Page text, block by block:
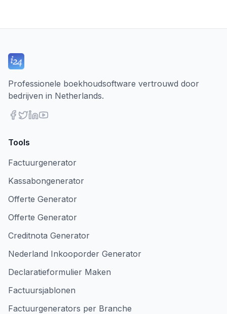
Professionele boekhoudsoftware vertrouwd door
bedrijven in Netherlands.
Tools
Factuurgenerator
Kassabongenerator
Offerte Generator
Offerte Generator
Creditnota Generator
Nederland Inkooporder Generator
Declaratieformulier Maken
Factuursjablonen
Factuurgenerators per Branche